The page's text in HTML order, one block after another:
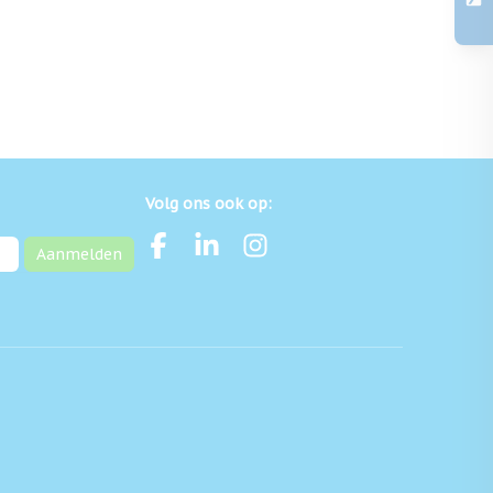
Aanmelden
Volg ons ook op: